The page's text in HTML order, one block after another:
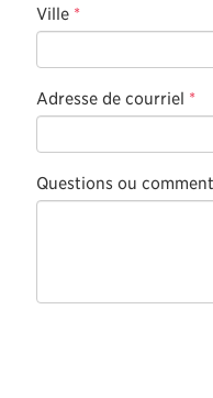
Ville *
Adresse de courriel *
Questions ou